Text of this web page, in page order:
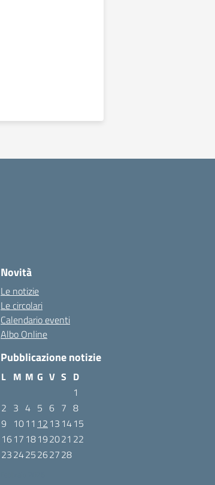
Novità
Le notizie
Le circolari
Calendario eventi
Albo Online
Pubblicazione notizie
L M M G V S D
1
2 3 4 5 6 7 8
9 1011 12 13 1415
1617 18192021 22
232425262728